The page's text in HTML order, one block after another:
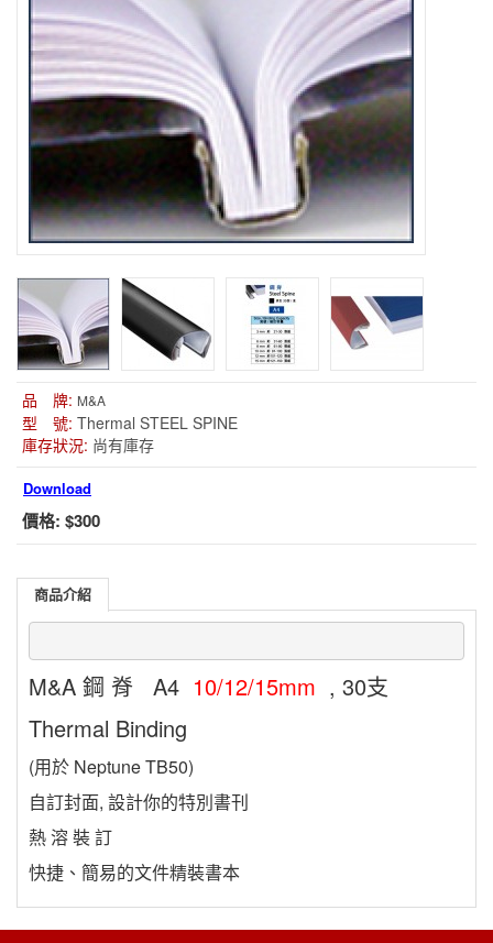
品 牌: M&A
型 號: Thermal STEEL SPINE
庫存狀況: 尚有庫存
Download
價格: $300
商品介紹
M&A 鋼 脊 A4 10/12/15mm , 30支
Thermal Binding
(用於 Neptune TB50)
自訂封面, 設計你的特別書刊
熱 溶 裝 訂
快捷、簡易的文件精裝書本